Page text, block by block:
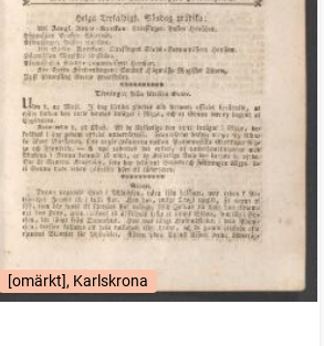
[omärkt], Karlskrona